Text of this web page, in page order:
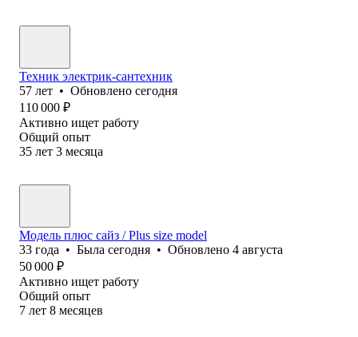
Техник электрик-сантехник
57 лет • Обновлено сегодня
110 000 ₽
Активно ищет работу
Общий опыт
35 лет 3 месяца
Модель плюс сайз / Plus size model
33 года • Была сегодня • Обновлено 4 августа
50 000 ₽
Активно ищет работу
Общий опыт
7 лет 8 месяцев